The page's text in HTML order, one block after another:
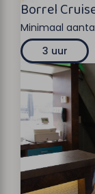
Borrel
Minimaal
3 uur